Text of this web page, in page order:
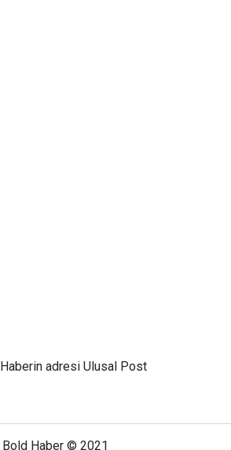
Haberin adresi Ulusal Post
Bold Haber © 2021